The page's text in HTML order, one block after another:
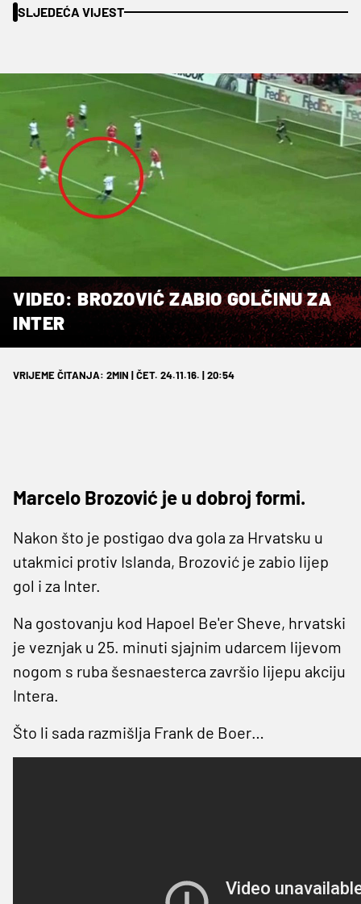
SLJEDEĆA VIJEST
VIDEO: BROZOVIĆ ZABIO GOLČINU ZA
INTER
VRIJEME ČITANJA: 2MIN | ČET. 24.11.16. | 20:54
Marcelo Brozović je u dobroj formi.
Nakon što je postigao dva gola za Hrvatsku u
utakmici protiv Islanda, Brozović je zabio lijep
gol i za Inter.
Na gostovanju kod Hapoel Be'er Sheve, hrvatski
je veznjak u 25. minuti sjajnim udarcem lijevom
nogom s ruba šesnaesterca završio lijepu akciju
Intera.
Što li sada razmišlja Frank de Boer…